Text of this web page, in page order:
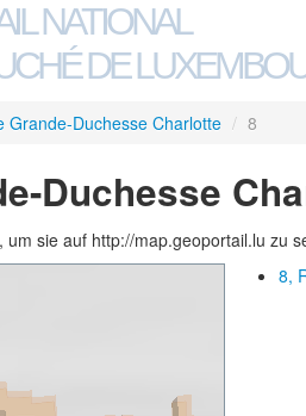
NATIONAL
DE
Grande-Duchesse Charlotte / 8
Duchesse
um sie auf http://map.geoportail.lu zu
8,